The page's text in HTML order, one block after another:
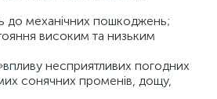
до механічних пошкоджень;
високим та низьким
несприятливих погодних
сонячних променів, дощу,